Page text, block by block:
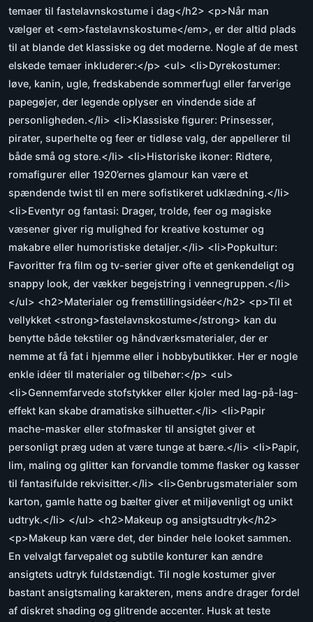
temaer til fastelavnskostume i dag</h2> <p>Når man
vælger et <em>fastelavnskostume</em>, er der altid plads
til at blande det klassiske og det moderne. Nogle af de mest
elskede temaer inkluderer:</p> <ul> <li>Dyrekostumer:
løve, kanin, ugle, fredskabende sommerfugl eller farverige
papegøjer, der legende oplyser en vindende side af
personligheden.</li> <li>Klassiske figurer: Prinsesser,
pirater, superhelte og feer er tidløse valg, der appellerer til
både små og store.</li> <li>Historiske ikoner: Ridtere,
romafigurer eller 1920’ernes glamour kan være et
spændende twist til en mere sofistikeret udklædning.</li>
<li>Eventyr og fantasi: Drager, trolde, feer og magiske
væsener giver rig mulighed for kreative kostumer og
makabre eller humoristiske detaljer.</li> <li>Popkultur:
Favoritter fra film og tv-serier giver ofte et genkendeligt og
snappy look, der vækker begejstring i vennegruppen.</li>
</ul> <h2>Materialer og fremstillingsidéer</h2> <p>Til et
vellykket <strong>fastelavnskostume</strong> kan du
benytte både tekstiler og håndværksmaterialer, der er
nemme at få fat i hjemme eller i hobbybutikker. Her er nogle
enkle idéer til materialer og tilbehør:</p> <ul>
<li>Gennemfarvede stofstykker eller kjoler med lag-på-lag-
effekt kan skabe dramatiske silhuetter.</li> <li>Papir
mache-masker eller stofmasker til ansigtet giver et
personligt præg uden at være tunge at bære.</li> <li>Papir,
lim, maling og glitter kan forvandle tomme flasker og kasser
til fantasifulde rekvisitter.</li> <li>Genbrugsmaterialer som
karton, gamle hatte og bælter giver et miljøvenligt og unikt
udtryk.</li> </ul> <h2>Makeup og ansigtsudtryk</h2>
<p>Makeup kan være det, der binder hele looket sammen.
En velvalgt farvepalet og subtile konturer kan ændre
ansigtets udtryk fuldstændigt. Til nogle kostumer giver
bastant ansigtsmaling karakteren, mens andre drager fordel
af diskret shading og glitrende accenter. Husk at teste